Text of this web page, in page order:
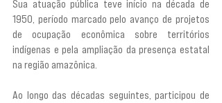
Sua atuação pública teve início na década de
1950, período marcado pelo avanço de projetos
de ocupação econômica sobre territórios
indígenas e pela ampliação da presença estatal
na região amazônica.
Ao longo das décadas seguintes, participou de